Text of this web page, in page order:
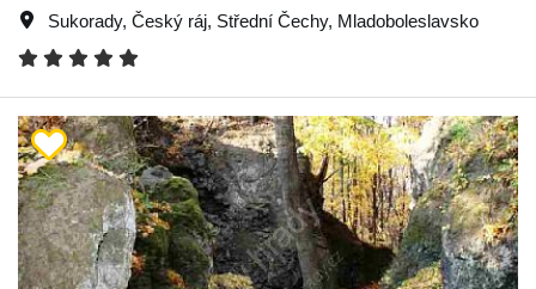
Sukorady, Český ráj, Střední Čechy, Mladoboleslavsko